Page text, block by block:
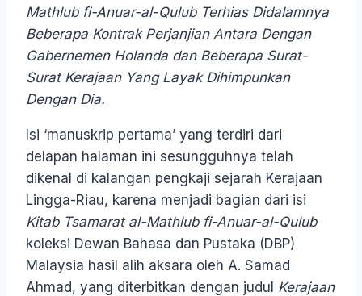
Mathlub fi-Anuar-al-Qulub Terhias Didalamnya
Beberapa Kontrak Perjanjian Antara Dengan
Gabernemen Holanda dan Beberapa Surat-
Surat Kerajaan Yang Layak Dihimpunkan
Dengan Dia.
Isi ‘manuskrip pertama’ yang terdiri dari
delapan halaman ini sesungguhnya telah
dikenal di kalangan pengkaji sejarah Kerajaan
Lingga-Riau, karena menjadi bagian dari isi
Kitab Tsamarat al-Mathlub fi-Anuar-al-Qulub
koleksi Dewan Bahasa dan Pustaka (DBP)
Malaysia hasil alih aksara oleh A. Samad
Ahmad, yang diterbitkan dengan judul Kerajaan